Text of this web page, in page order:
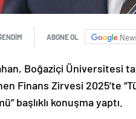
ABONE OL
Boğaziçi Üniversitesi
Finans Zirvesi 2025’te
başlıklı konuşma yaptı.